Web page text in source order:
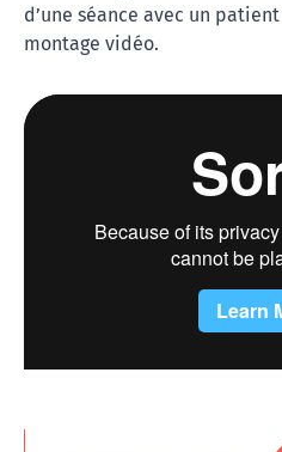
d’une séance avec un
montage vidéo.